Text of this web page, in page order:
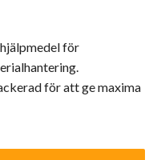
för
för att ge maxima